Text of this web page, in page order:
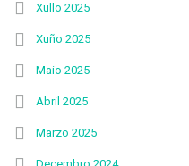
Xullo 2025
Xuño 2025
Maio 2025
Abril 2025
Marzo 2025